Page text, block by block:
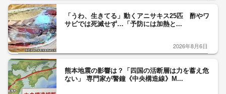
「うわ、生きてる」動くアニサキス25匹 酢やワ
サビでは死滅せず…「予防には加熱と...
2026年8月6日
熊本地震の影響は？「四国の活断層は力を蓄え危
ない」 専門家が警鐘《中央構造線》M...